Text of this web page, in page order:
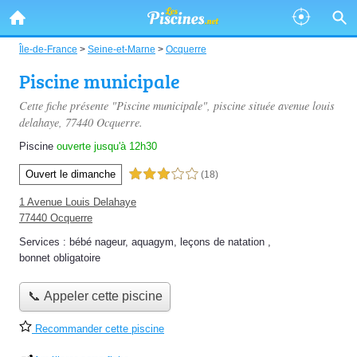
Île-de-France > Seine-et-Marne > Ocquerre
Piscine municipale
Cette fiche présente "Piscine municipale", piscine située avenue louis
delahaye, 77440 Ocquerre.
Piscine ouverte jusqu'à 12h30
Ouvert le dimanche 3,0 étoiles sur 5 (18)
1 Avenue Louis Delahaye
77440 Ocquerre
Services : bébé nageur, aquagym, leçons de natation ,
bonnet obligatoire
📞 Appeler cette piscine
Recommander cette piscine